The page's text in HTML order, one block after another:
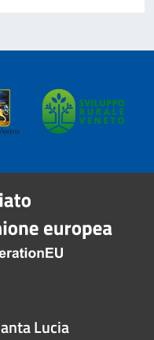
Lucia